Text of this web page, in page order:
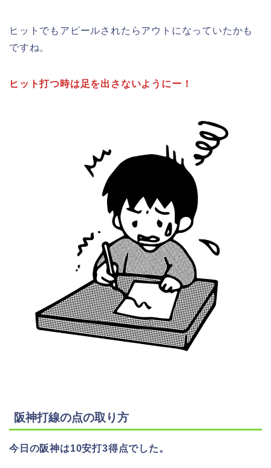
ヒットでもアピールされたらアウトになっていたかも
ですね。
ヒット打つ時は足を出さないようにー！
阪神打線の点の取り方
今日の阪神は10安打3得点でした。